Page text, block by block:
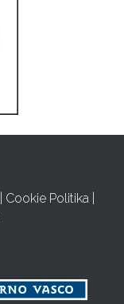
Cookie Politika